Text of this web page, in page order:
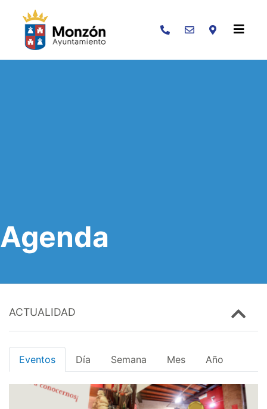
Buscar
Agenda
ACTUALIDAD
Eventos Día Semana Mes Año